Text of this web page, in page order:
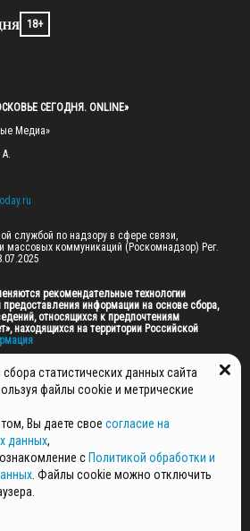
18+
СЕГОДНЯ. ONLINE»
Медиа»
службой по надзору в сфере связи,
массовых коммуникаций (Роскомнадзор) Рег.
рекомендательные технологии
информации на основе сбора,
относящихся к предпочтениям
находящихся на территории Российской
САЙТА ПРИНАДЛЕЖАТ ГАУ МО "ЦИФРОВЫЕ
ПЕРСОНАЛЬНЫХ ДАННЫХ
статистических данных сайта
файлы cookie и метрические
Вы даете свое согласие на
данных,
с Политикой обработки и
. Файлы cookie можно отключить